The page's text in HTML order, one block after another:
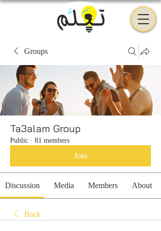
Groups
Ta3alam Group
Public · 81 members
Join
Discussion Media Members About
Back